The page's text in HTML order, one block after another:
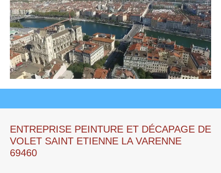
ENTREPRISE PEINTURE ET DÉCAPAGE DE
VOLET SAINT ETIENNE LA VARENNE
69460